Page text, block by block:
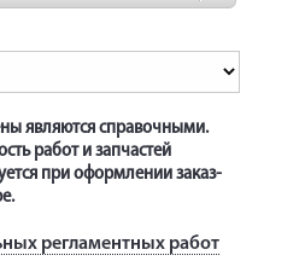
являются справочными.
работ и запчастей
при оформлении заказ-
регламентных работ